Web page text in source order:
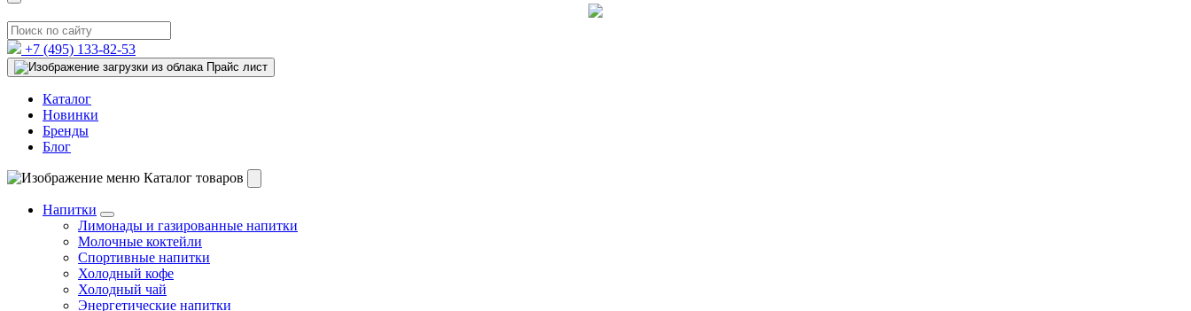
+7 (495) 133-82-53
Прайс лист
Каталог
Новинки
Бренды
Блог
Каталог товаров
Напитки
Лимонады и газированные напитки
Молочные коктейли
Спортивные напитки
Холодный кофе
Холодный чай
Энергетические напитки